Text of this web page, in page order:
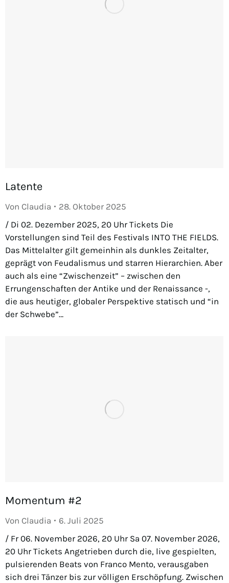
Latente
Von Claudia
28. Oktober 2025
/ Di 02. Dezember 2025, 20 Uhr Tickets Die
Vorstellungen sind Teil des Festivals INTO THE FIELDS.
Das Mittelalter gilt gemeinhin als dunkles Zeitalter,
geprägt von Feudalismus und starren Hierarchien. Aber
auch als eine “Zwischenzeit” – zwischen den
Errungenschaften der Antike und der Renaissance -,
die aus heutiger, globaler Perspektive statisch und “in
der Schwebe”…
Momentum #2
Von Claudia
6. Juli 2025
/ Fr 06. November 2026, 20 Uhr Sa 07. November 2026,
20 Uhr Tickets Angetrieben durch die, live gespielten,
pulsierenden Beats von Franco Mento, verausgaben
sich drei Tänzer bis zur völligen Erschöpfung. Zwischen